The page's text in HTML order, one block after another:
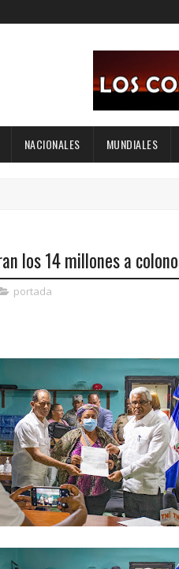
NACIONALES MUNDIALES
los 14 millones a
portada